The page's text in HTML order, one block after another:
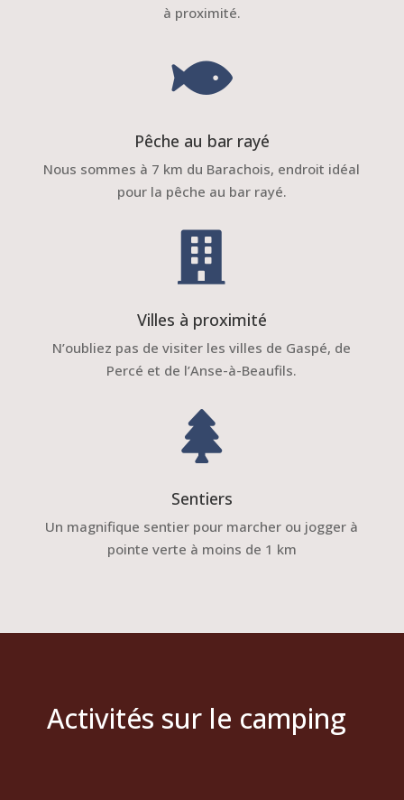
à proximité.

Pêche au bar rayé
Nous sommes à 7 km du Barachois, endroit idéal
pour la pêche au bar rayé.

Villes à proximité
N’oubliez pas de visiter les villes de Gaspé, de
Percé et de l’Anse-à-Beaufils.

Sentiers
Un magnifique sentier pour marcher ou jogger à
pointe verte à moins de 1 km
Activités sur le camping